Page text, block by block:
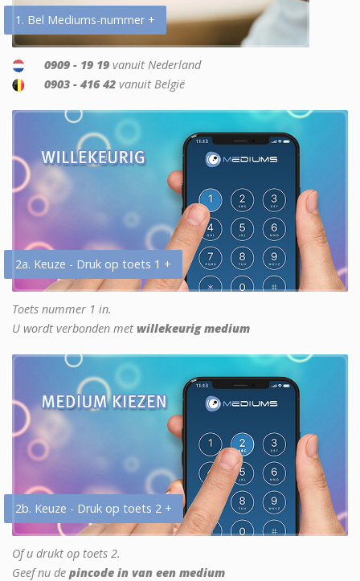
1. Bel Mediums-nummer +
0909 - 19 19 vanuit Nederland
0903 - 416 42 vanuit België
2a. Keuze - Druk op toets 1 +
Toets nummer 1 in.
U wordt verbonden met willekeurig medium
2b. Keuze - Druk op toets 2 +
Of u drukt op toets 2.
Geef nu de pincode in van een medium